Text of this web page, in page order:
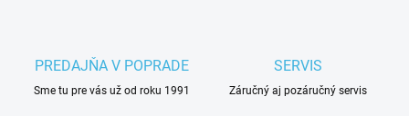
PREDAJŇA V POPRADE
Sme tu pre vás už od roku 1991
SERVIS
Záručný aj pozáručný servis